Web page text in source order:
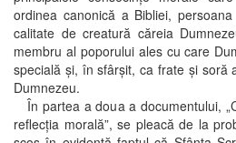
ordinea canonică a Bibliei,
calitate de creatură căreia
membru al poporului ales cu care
specială şi, în sfârşit, ca frate şi soră
Dumnezeu.
În partea a doua a documentului,
reflecţia morală”, se pleacă de la